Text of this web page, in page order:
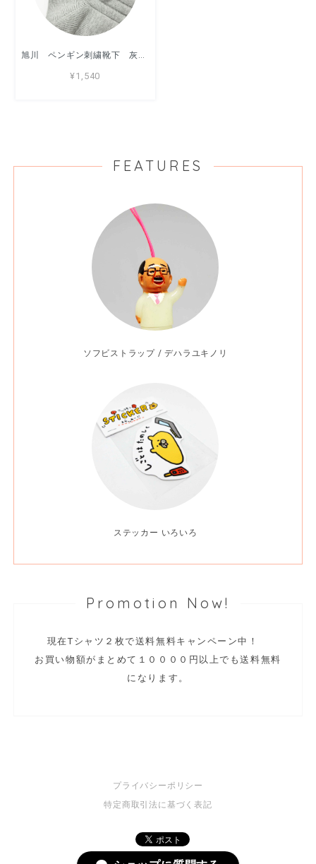
旭川 ペンギン刺繍靴下 灰色（25.0cm~27.0cm) / 靴下 / アッコモン
¥1,540
FEATURES
ソフビストラップ / デハラユキノリ
ステッカー いろいろ
Promotion Now!
現在Tシャツ２枚で送料無料キャンペーン中！
お買い物額がまとめて１００００円以上でも送料無料
になります。
プライバシーポリシー
特定商取引法に基づく表記